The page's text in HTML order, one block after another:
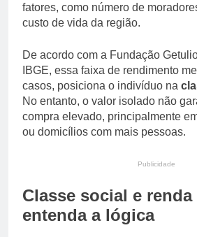
fatores, como número de
custo de vida da região.
De acordo com a Fundação
IBGE, essa faixa de rendimento
casos, posiciona o indivíduo na
No entanto, o valor isolado não
compra elevado, principalmente
ou domicílios com mais pessoas.
Publicidade
Classe social e
entenda a lógica